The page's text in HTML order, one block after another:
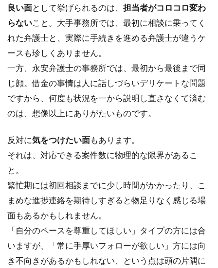
良い面として挙げられるのは、 担当者がコロコロ変わ
らないこと。大手事務所では、最初に相談に乗ってく
れた弁護士と、実際に手続きを進める弁護士が違うケ
ースも珍しくありません。
一方、永安弁護士の事務所では、最初から最後まで同
じ顔。借金の事情は人に話しづらいデリケートな問題
ですから、何度も状況を一から説明し直さなくて済む
のは、想像以上にありがたいものです。
反対に気をつけたい面もあります。
それは、対応できる案件数に物理的な限界があるこ
と。
繁忙期には初回相談までに少し時間がかかったり、こ
まめな進捗連絡を期待しすぎると物足りなく感じる場
面もあるかもしれません。
「自分のペースを尊重してほしい」タイプの方には合
いますが、「常に手厚いフォローが欲しい」方には向
き不向きがあるかもしれない、という点は頭の片隅に